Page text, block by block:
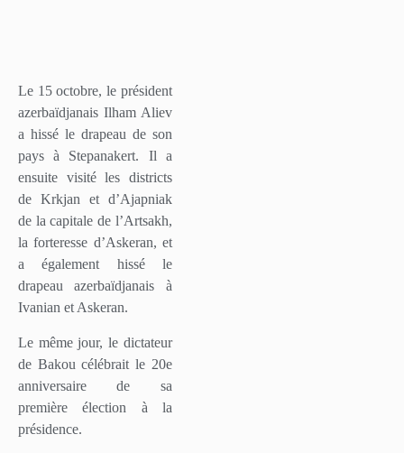
Le 15 octobre, le président
azerbaïdjanais Ilham Aliev
a hissé le drapeau de son
pays à Stepanakert. Il a
ensuite visité les districts
de Krkjan et d’Ajapniak
de la capitale de l’Artsakh,
la forteresse d’Askeran, et
a également hissé le
drapeau azerbaïdjanais à
Ivanian et Askeran.
Le même jour, le dictateur
de Bakou célébrait le 20e
anniversaire de sa
première élection à la
présidence.